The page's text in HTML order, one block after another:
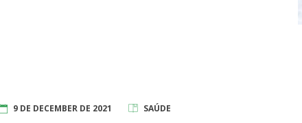
9 DE DECEMBER DE 2021 SAÚDE